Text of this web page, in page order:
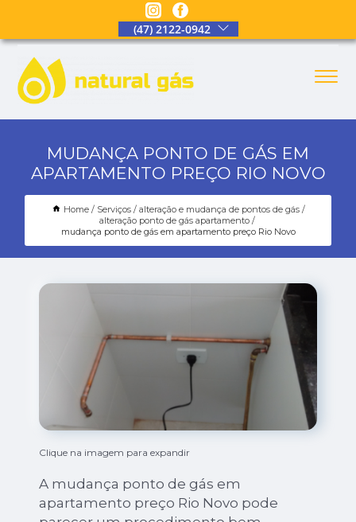
(47) 2122-0942
MUDANÇA PONTO DE GÁS EM
APARTAMENTO PREÇO RIO NOVO
Home Serviços
alteração e mudança de pontos de gás
alteração ponto de gás apartamento
mudança ponto de gás em apartamento preço Rio Novo
Clique na imagem para expandir
A mudança ponto de gás em
apartamento preço Rio Novo pode